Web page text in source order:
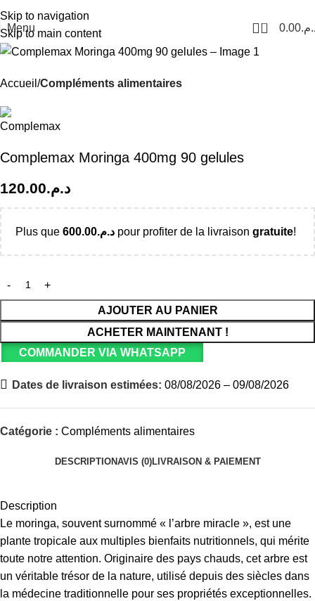
Skip to navigation
Skip to main content
Menu 0 0.00
Accueil Compléments alimentaires
Complemax Moringa 400mg 90 gelules
د.م.120.00
Plus que د.م.600.00 pour profiter de la livraison gratuite!
AJOUTER AU PANIER
ACHETER MAINTENANT !
COMMANDER VIA WHATSAPP
Dates de livraison estimées: 08/08/2026 – 09/08/2026
Catégorie : Compléments alimentaires
DESCRIPTIONAVIS (0)LIVRAISON & PAIEMENT
Description
Le moringa, souvent surnommé « l’arbre miracle », est une
plante tropicale aux multiples bienfaits nutritionnels, qui mérite
toute notre attention. Originaire des pays chauds, cet arbre est
un véritable trésor de la nature, utilisé depuis des siècles dans
la médecine traditionnelle pour ses propriétés exceptionnelles.